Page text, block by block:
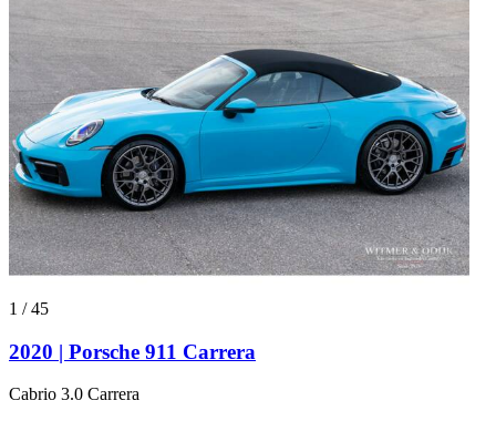
1 /45
2020 | Porsche 911 Carrera
Cabrio 3.0 Carrera